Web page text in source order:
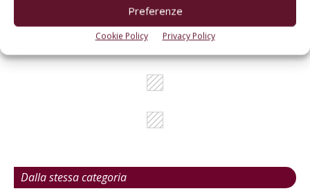
Preferenze
Cookie Policy Privacy Policy
Cerca adesso
Dalla stessa categoria